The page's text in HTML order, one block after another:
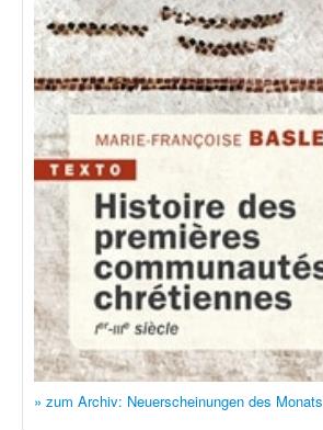
» zum Archiv: Neuerscheinungen des Monats